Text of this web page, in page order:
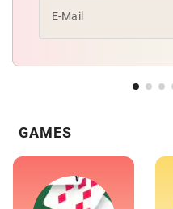
E-Mail
GAMES